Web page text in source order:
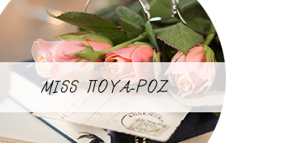
MISS ΠΟΥΑ-ΡΟΖ